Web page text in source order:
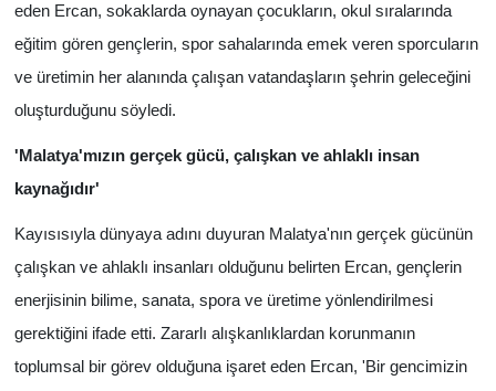
eden Ercan, sokaklarda oynayan çocukların, okul sıralarında
eğitim gören gençlerin, spor sahalarında emek veren sporcuların
ve üretimin her alanında çalışan vatandaşların şehrin geleceğini
oluşturduğunu söyledi.
'Malatya'mızın gerçek gücü, çalışkan ve ahlaklı insan
kaynağıdır'
Kayısısıyla dünyaya adını duyuran Malatya'nın gerçek gücünün
çalışkan ve ahlaklı insanları olduğunu belirten Ercan, gençlerin
enerjisinin bilime, sanata, spora ve üretime yönlendirilmesi
gerektiğini ifade etti. Zararlı alışkanlıklardan korunmanın
toplumsal bir görev olduğuna işaret eden Ercan, 'Bir gencimizin